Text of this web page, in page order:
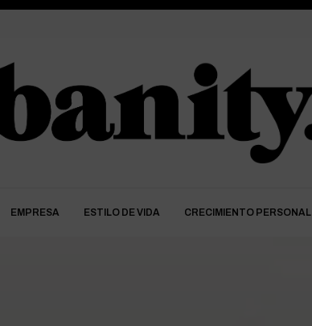
EMPRESA ESTILO DE VIDA CRECIMIENTO PERSONAL